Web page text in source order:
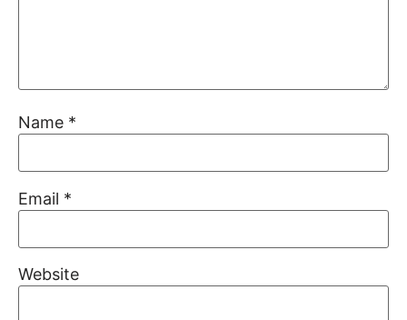
Name *
Email *
Website